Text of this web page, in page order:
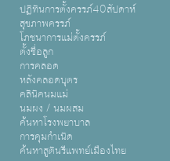
ปฏิทินการตั้งครรภ์40สัปดาห์
สุขภาพครรภ์
โภชนาการแม่ตั้งครรภ์
ตั้งชื่อลูก
การคลอด
หลังคลอดบุตร
คลินิคนมแม่
นมผง / นมผสม
ค้นหาโรงพยาบาล
การคุมกำเนิด
ค้นหาสูตินรีแพทย์เมืองไทย